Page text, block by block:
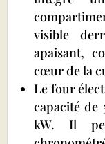
visible
apaisant,
cœur de la
Le four
capacité de
kW. Il